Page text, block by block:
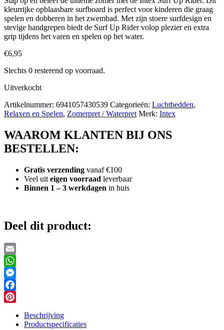
kleurrijke opblaasbare surfboard is perfect voor kinderen die graag
spelen en dobberen in het zwembad. Met zijn stoere surfdesign en
stevige handgrepen biedt de Surf Up Rider volop plezier en extra
grip tijdens het varen en spelen op het water.
€6,95
Slechts 0 resterend op voorraad.
Uitverkocht
Artikelnummer: 6941057430539 Categorieën: Luchtbedden,
Relaxen en Spelen, Zomerpret / Waterpret Merk: Intex
WAAROM KLANTEN BIJ ONS
BESTELLEN:
Gratis verzending vanaf €100
Veel uit eigen voorraad leverbaar
Binnen 1 – 3 werkdagen in huis
Deel dit product:
Email
WhatsApp
Messenger
Facebook
Beschrijving
Productspecificaties